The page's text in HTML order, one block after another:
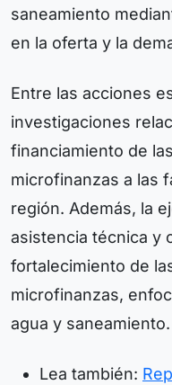
saneamiento
en la oferta y la
Entre las acciones
investigaciones
financiamiento de
microfinanzas a las
región. Además, la
asistencia técnica y
fortalecimiento de
microfinanzas,
agua y saneamiento.
Lea también: